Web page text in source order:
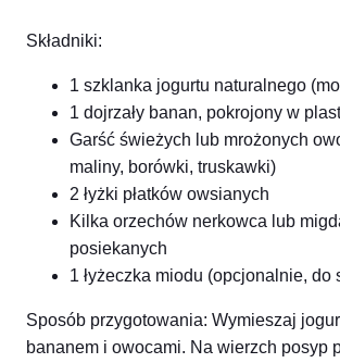
Składniki:
1 szklanka jogurtu naturalnego
1 dojrzały banan, pokrojony w
Garść świeżych lub mrożonych
maliny, borówki, truskawki)
2 łyżki płatków owsianych
Kilka orzechów nerkowca lub
posiekanych
1 łyżeczka miodu (opcjonalnie, do
Sposób przygotowania: Wymieszaj
bananem i owocami. Na wierzch posyp